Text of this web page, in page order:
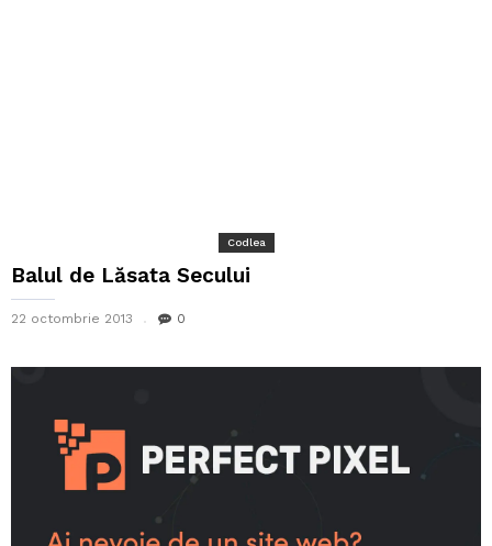
Codlea
Balul de Lăsata Secului
22 octombrie 2013 0